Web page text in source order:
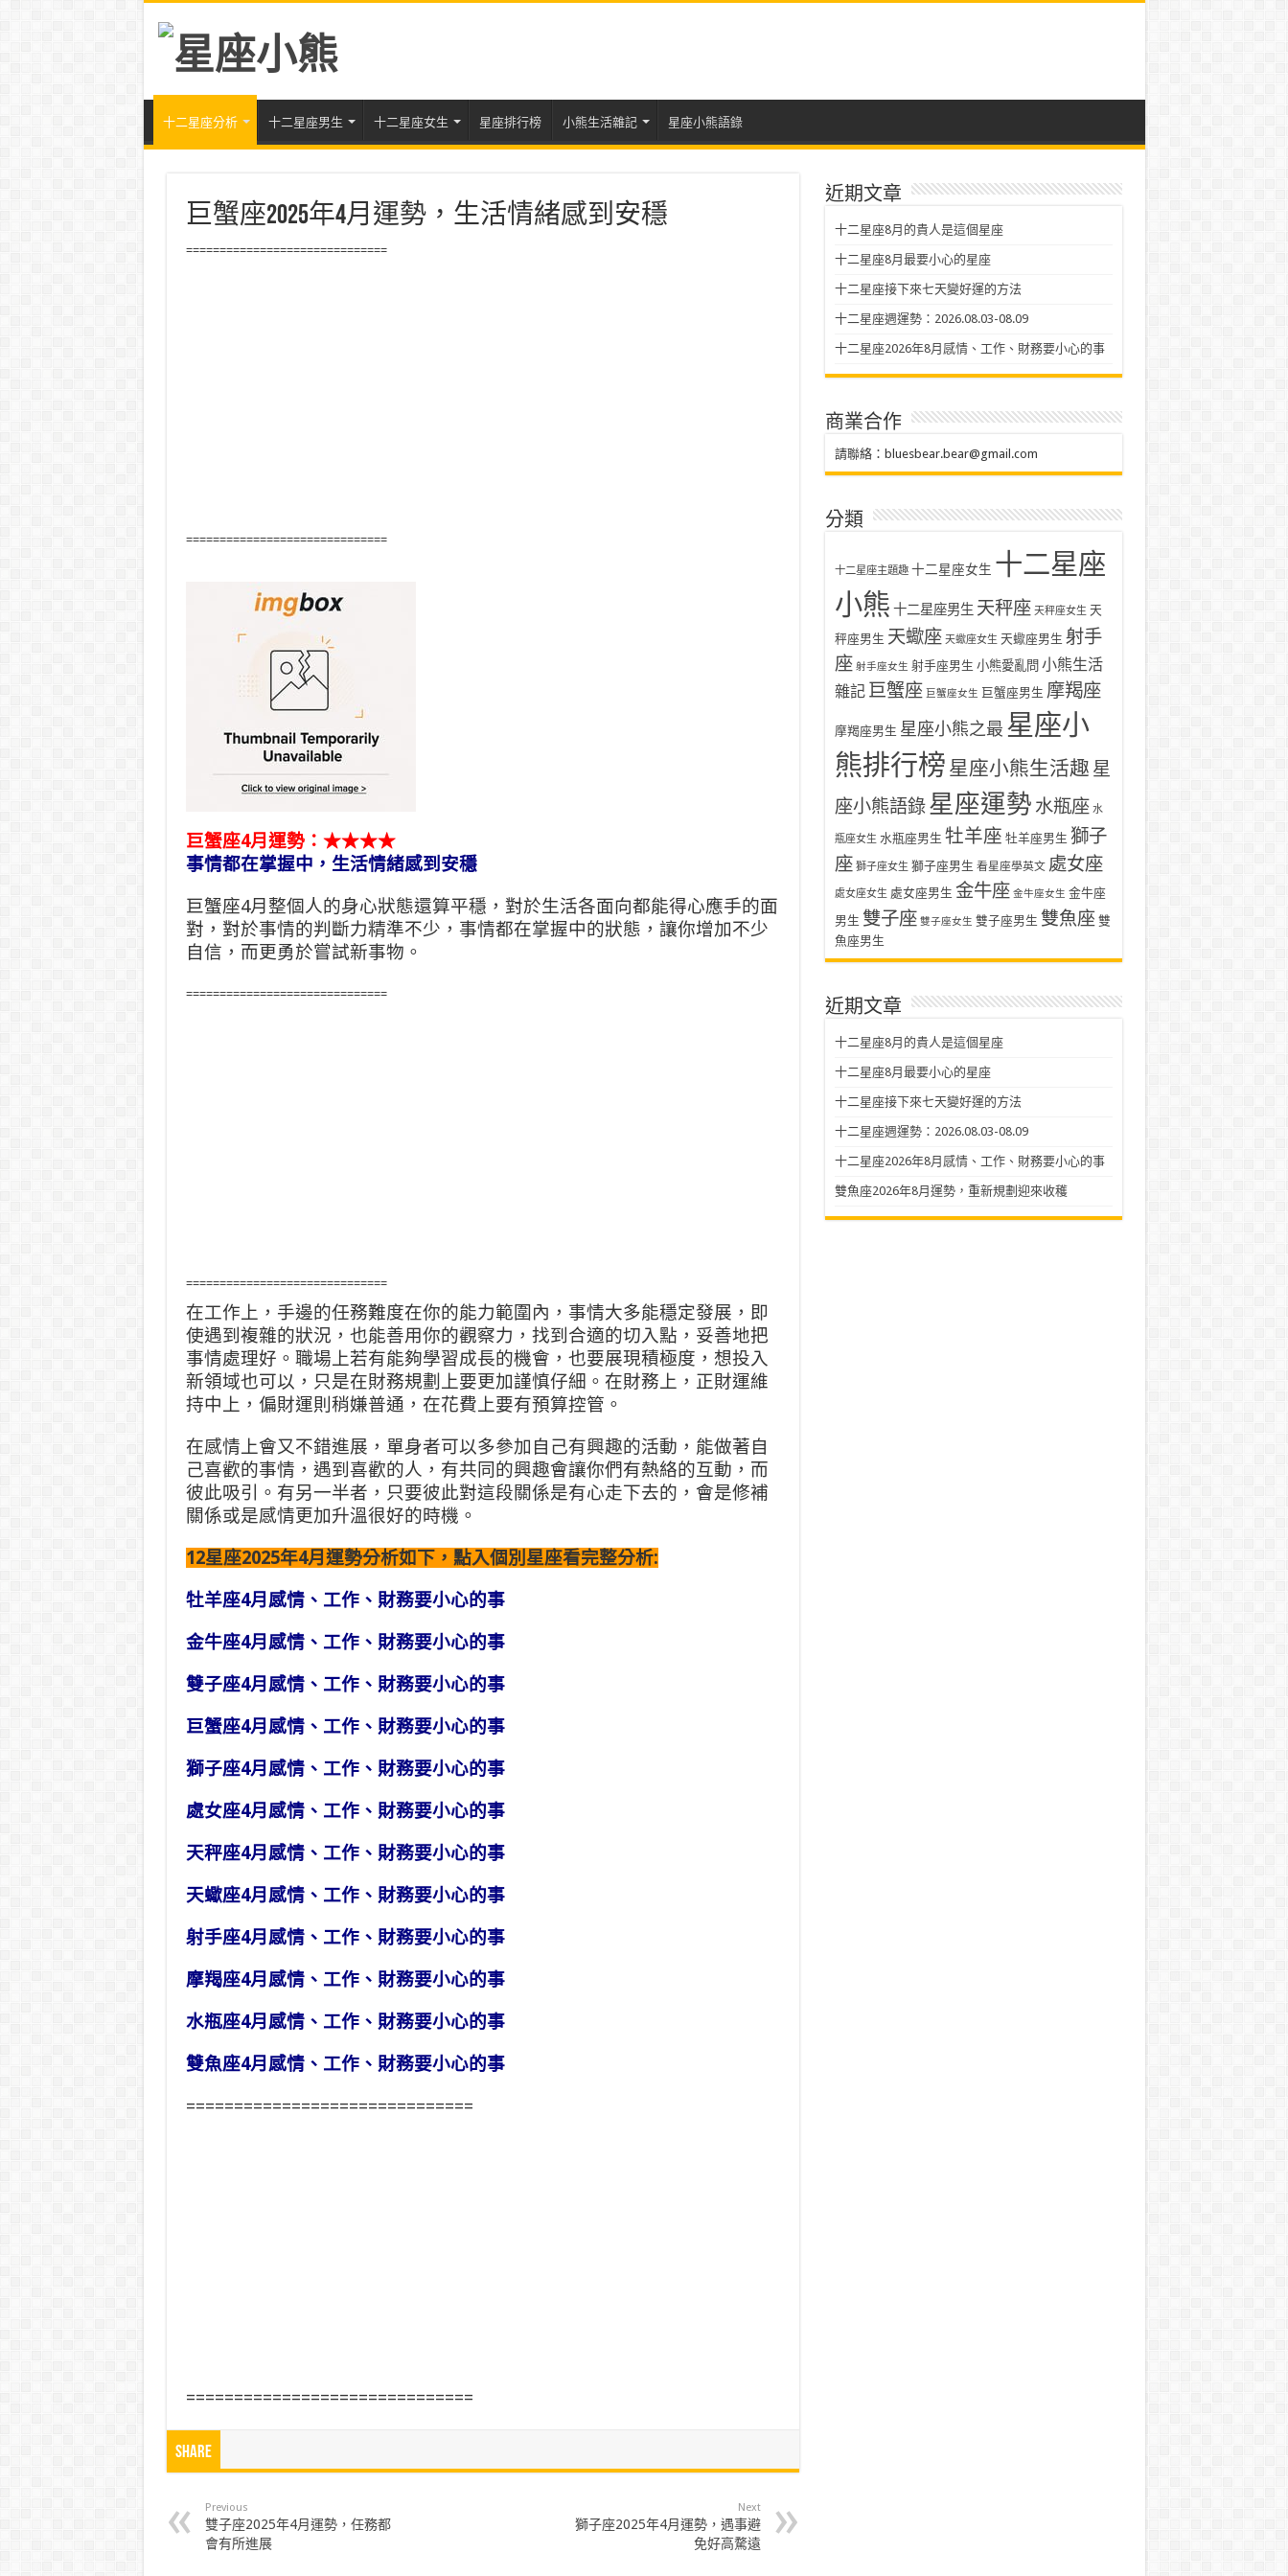
十二星座分析 十二星座男生 十二星座女生 星座排行榜 小熊生活雜記 星座小熊語錄
巨蟹座2025年4月運勢，生活情緒感到安穩
==============================
==============================
巨蟹座4月運勢：★★★★
事情都在掌握中，生活情緒感到安穩
巨蟹座4月整個人的身心狀態還算平穩，對於生活各面向都能得心應手的面
對，對於事情的判斷力精準不少，事情都在掌握中的狀態，讓你增加不少
自信，而更勇於嘗試新事物。
==============================
==============================
在工作上，手邊的任務難度在你的能力範圍內，事情大多能穩定發展，即
使遇到複雜的狀況，也能善用你的觀察力，找到合適的切入點，妥善地把
事情處理好。職場上若有能夠學習成長的機會，也要展現積極度，想投入
新領域也可以，只是在財務規劃上要更加謹慎仔細。在財務上，正財運維
持中上，偏財運則稍嫌普通，在花費上要有預算控管。
在感情上會又不錯進展，單身者可以多參加自己有興趣的活動，能做著自
己喜歡的事情，遇到喜歡的人，有共同的興趣會讓你們有熱絡的互動，而
彼此吸引。有另一半者，只要彼此對這段關係是有心走下去的，會是修補
關係或是感情更加升溫很好的時機。
12星座2025年4月運勢分析如下，點入個別星座看完整分析:
牡羊座4月感情、工作、財務要小心的事
金牛座4月感情、工作、財務要小心的事
雙子座4月感情、工作、財務要小心的事
巨蟹座4月感情、工作、財務要小心的事
獅子座4月感情、工作、財務要小心的事
處女座4月感情、工作、財務要小心的事
天秤座4月感情、工作、財務要小心的事
天蠍座4月感情、工作、財務要小心的事
射手座4月感情、工作、財務要小心的事
摩羯座4月感情、工作、財務要小心的事
水瓶座4月感情、工作、財務要小心的事
雙魚座4月感情、工作、財務要小心的事
==============================
==============================
Share
Previous
雙子座2025年4月運勢，任務都
會有所進展
Next
獅子座2025年4月運勢，遇事避
免好高騖遠
近期文章
十二星座8月的貴人是這個星座
十二星座8月最要小心的星座
十二星座接下來七天變好運的方法
十二星座週運勢：2026.08.03-08.09
十二星座2026年8月感情、工作、財務要小心的事
商業合作
請聯絡： bluesbear.bear@gmail.com
分類
十二星座主題趣 十二星座女生 十二星座
小熊 十二星座男生 天秤座 天秤座女生 天
秤座男生 天蠍座 天蠍座女生 天蠍座男生 射手
座 射手座女生 射手座男生 小熊愛亂問 小熊生活
雜記 巨蟹座 巨蟹座女生 巨蟹座男生 摩羯座
摩羯座男生 星座小熊之最 星座小
熊排行榜 星座小熊生活趣 星
座小熊語錄星座運勢 水瓶座 水
瓶座女生 水瓶座男生 牡羊座 牡羊座男生 獅子
座 獅子座女生 獅子座男生 看星座學英文 處女座
處女座女生 處女座男生 金牛座 金牛座女生 金牛座
男生 雙子座 雙子座女生 雙子座男生 雙魚座 雙
魚座男生
近期文章
十二星座8月的貴人是這個星座
十二星座8月最要小心的星座
十二星座接下來七天變好運的方法
十二星座週運勢：2026.08.03-08.09
十二星座2026年8月感情、工作、財務要小心的事
雙魚座2026年8月運勢，重新規劃迎來收穫